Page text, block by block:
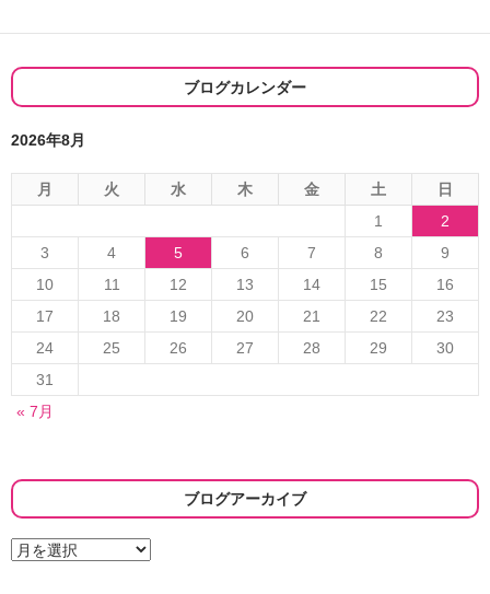
ー
シ
ョ
ン
ブログカレンダー
2026年8月
月 火 水 木 金 土
日
1
2
3
4 5 6 7 8
9
10
11 12 13 14 15
16
17
18 19 20 21 22
23
24
25 26 27 28 29
30
31
« 7月
ブログアーカイブ
ブ
ロ